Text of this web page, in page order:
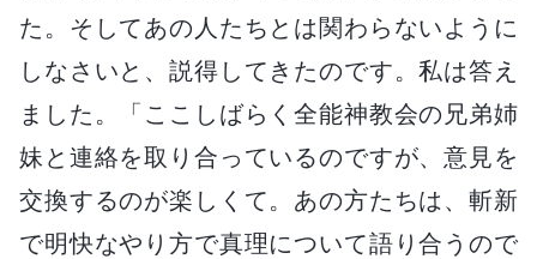
た。そしてあの人たちとは関わらないように
しなさいと、説得してきたのです。私は答え
ました。「ここしばらく全能神教会の兄弟姉
妹と連絡を取り合っているのですが、意見を
交換するのが楽しくて。あの方たちは、斬新
で明快なやり方で真理について語り合うので